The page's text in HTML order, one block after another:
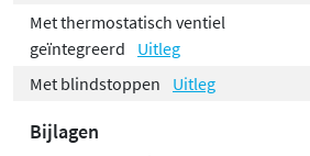
Met thermostatisch ventiel
geïntegreerd
Uitleg
Met blindstoppen
Uitleg
Bijlagen